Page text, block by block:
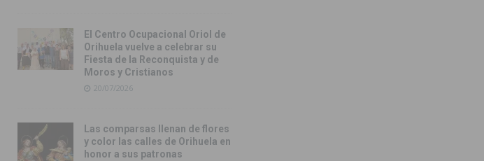
El Centro Ocupacional Oriol de
Orihuela vuelve a celebrar su
Fiesta de la Reconquista y de
Moros y Cristianos
20/07/2026
Las comparsas llenan de flores
y color las calles de Orihuela en
honor a sus patronas